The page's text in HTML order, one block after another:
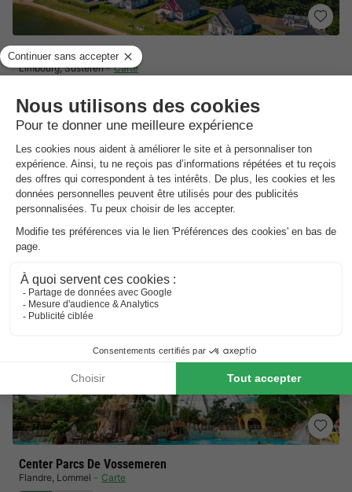
EuroParcs Limburg
Limbourg,Susteren Carte
Lac de baignade naturel avec plage de sable
Piscine couverte avec espace bien-être
Restaurant avec belle terrasse
CHALET 4 personnes
Du 5 au 10 mai, 5 nuits, à partir de
Prix conseillé :
644,40 €
-15% 547,74 €
Total595,74 €suppléments compris
Center Parcs De Vossemeren
Flandre, Lommel Carte